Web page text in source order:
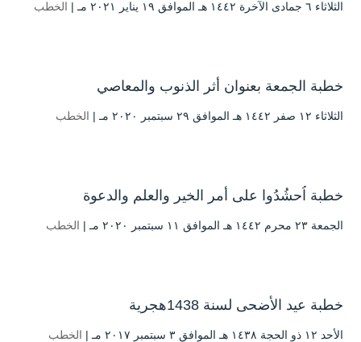
الثلاثاء ٦ جمادى الآخرة ۱٤٤۲ هـ الموافق ۱۹ يناير ۲۰۲۱ مـ | الخطب
خطبة الجمعة بعنوان أثر الذنوب والمعاصي
الثلاثاء ۱۲ صفر ۱٤٤۲ هـ الموافق ۲۹ سبتمبر ۲۰۲۰ مـ | الخطب
خطبة اُحشُدُوا على أمر الخير والعلم والدعوة
الجمعة ۲۳ محرم ۱٤٤۲ هـ الموافق ۱۱ سبتمبر ۲۰۲۰ مـ | الخطب
خطبة عيد الأضحى لسنة 1438هجرية
الأحد ۱۲ ذو الحجة ۱٤۳۸ هـ الموافق ۳ سبتمبر ۲۰۱۷ مـ | الخطب